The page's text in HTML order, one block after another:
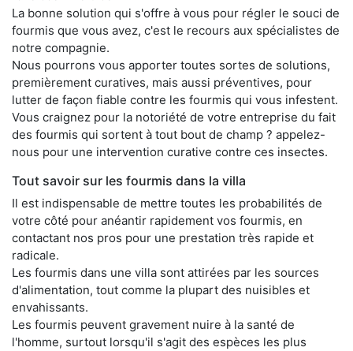
La bonne solution qui s'offre à vous pour régler le souci de
fourmis que vous avez, c'est le recours aux spécialistes de
notre compagnie.
Nous pourrons vous apporter toutes sortes de solutions,
premièrement curatives, mais aussi préventives, pour
lutter de façon fiable contre les fourmis qui vous infestent.
Vous craignez pour la notoriété de votre entreprise du fait
des fourmis qui sortent à tout bout de champ ? appelez-
nous pour une intervention curative contre ces insectes.
Tout savoir sur les fourmis dans la villa
Il est indispensable de mettre toutes les probabilités de
votre côté pour anéantir rapidement vos fourmis, en
contactant nos pros pour une prestation très rapide et
radicale.
Les fourmis dans une villa sont attirées par les sources
d'alimentation, tout comme la plupart des nuisibles et
envahissants.
Les fourmis peuvent gravement nuire à la santé de
l'homme, surtout lorsqu'il s'agit des espèces les plus